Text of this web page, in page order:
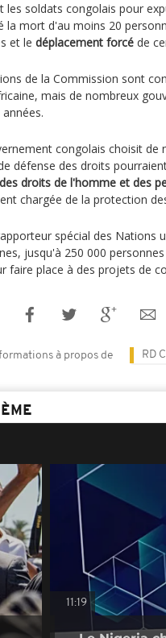
les soldats congolais pour
la mort d'au moins 20
et le déplacement forcé de
de la Commission sont
mais de nombreux
congolais choisit de
défense des droits
droits de l'homme et des
chargée de la protection
spécial des Nations
jusqu'à 250 000
faire place à des projets de
à propos de RD
11:19